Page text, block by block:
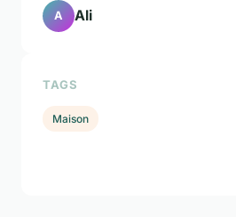
A Ali
TAGS
Maison